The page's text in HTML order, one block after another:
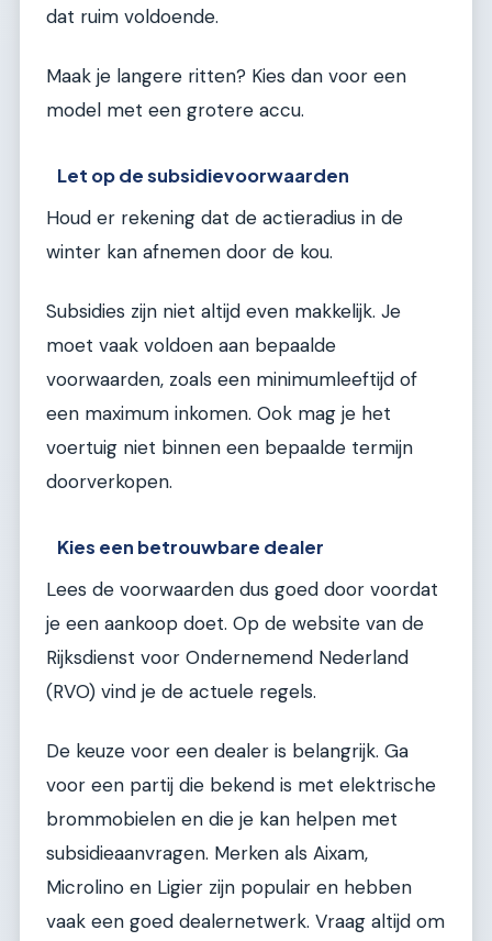
dat ruim voldoende.
Maak je langere ritten? Kies dan voor een
model met een grotere accu.
Let op de subsidievoorwaarden
Houd er rekening dat de actieradius in de
winter kan afnemen door de kou.
Subsidies zijn niet altijd even makkelijk. Je
moet vaak voldoen aan bepaalde
voorwaarden, zoals een minimumleeftijd of
een maximum inkomen. Ook mag je het
voertuig niet binnen een bepaalde termijn
doorverkopen.
Kies een betrouwbare dealer
Lees de voorwaarden dus goed door voordat
je een aankoop doet. Op de website van de
Rijksdienst voor Ondernemend Nederland
(RVO) vind je de actuele regels.
De keuze voor een dealer is belangrijk. Ga
voor een partij die bekend is met elektrische
brommobielen en die je kan helpen met
subsidieaanvragen. Merken als Aixam,
Microlino en Ligier zijn populair en hebben
vaak een goed dealernetwerk. Vraag altijd om